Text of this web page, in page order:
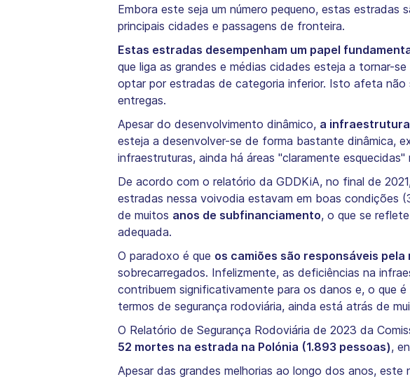
Embora este seja um número pequeno, estas
principais cidades e passagens de fronteira.
Estas estradas desempenham um papel
que liga as grandes e médias cidades esteja a tornar-
optar por estradas de categoria inferior. Isto afeta
entregas.
Apesar do desenvolvimento dinâmico, a
esteja a desenvolver-se de forma bastante dinâmica,
infraestruturas, ainda há áreas "claramente
De acordo com o relatório da GDDKiA, no final de
estradas nessa voivodia estavam em boas condições
de muitos anos de subfinanciamento, o que se
adequada.
O paradoxo é que os camiões são responsáveis
sobrecarregados. Infelizmente, as deficiências na
contribuem significativamente para os danos e, o que
termos de segurança rodoviária, ainda está atrás de
O Relatório de Segurança Rodoviária de 2023 da
52 mortes na estrada na Polónia (1.893 pessoas),
Apesar das grandes melhorias ao longo dos anos,